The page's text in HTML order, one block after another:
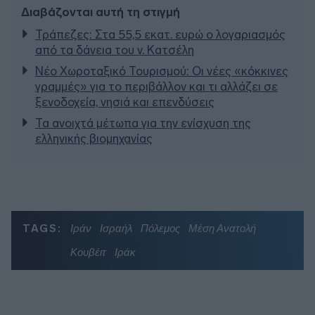
Διαβάζονται αυτή τη στιγμή
Τράπεζες: Στα 55,5 εκατ. ευρώ ο λογαριασμός
από τα δάνεια του ν. Κατσέλη
Νέο Χωροταξικό Τουρισμού: Οι νέες «κόκκινες
γραμμές» για το περιβάλλον και τι αλλάζει σε
ξενοδοχεία, νησιά και επενδύσεις
Τα ανοιχτά μέτωπα για την ενίσχυση της
ελληνικής βιομηχανίας
TAGS: Ιράν Ισραήλ Πόλεμος
Μέση Ανατολή
Κουβέιτ
Ιράκ